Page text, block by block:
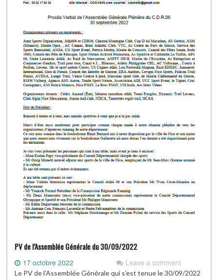
PV de l’Assemblée Générale du 30/09/2022
17 octobre 2022 Leave a comment
Le PV de l’Assemblée Générale qui s’est tenue le 30/09/2022